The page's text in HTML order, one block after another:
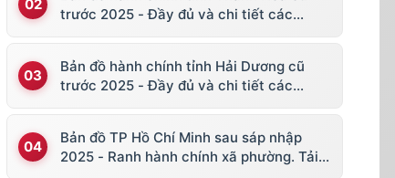
trước 2025 - Đầy đủ và chi tiết các
Bản đồ hành chính tỉnh Hải Dương cũ
trước 2025 - Đầy đủ và chi tiết các
Bản đồ TP Hồ Chí Minh sau sáp nhập
2025 - Ranh hành chính xã phường. Tải